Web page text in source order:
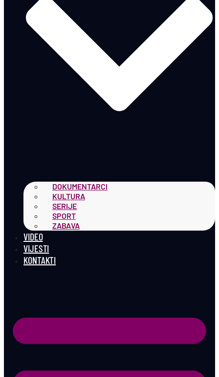
DOKUMENTARCI
KULTURA
SERIJE
SPORT
ZABAVA
VIDEO
VIJESTI
KONTAKTI